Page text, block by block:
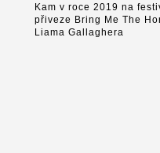
Kam v roce 2019 na
přiveze Bring Me The
Liama Gallaghera